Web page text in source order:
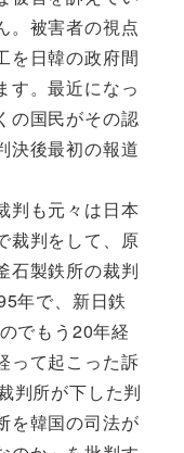
。被害者の視点
を日韓の政府間
す。最近になっ
の国民がその認
決後最初の報道
判も元々は日本
裁判をして、原
石製鉄所の裁判
年で、新日鉄
でもう20年経
って起こった訴
判所が下した判
を韓国の司法が